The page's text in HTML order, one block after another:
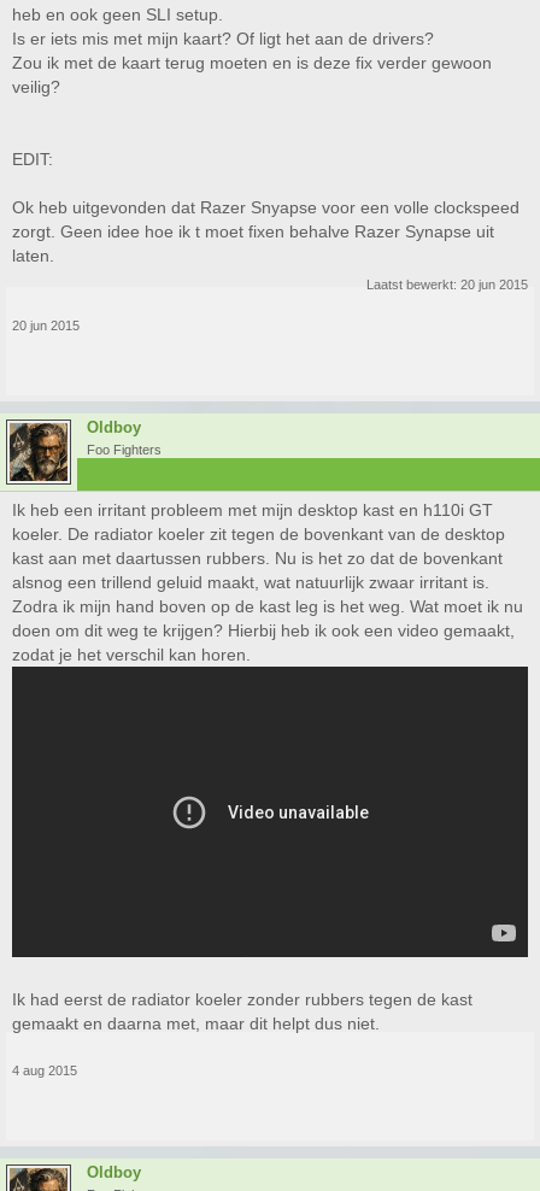
heb en ook geen SLI setup.
Is er iets mis met mijn kaart? Of ligt het aan de drivers?
Zou ik met de kaart terug moeten en is deze fix verder gewoon
veilig?
EDIT:
Ok heb uitgevonden dat Razer Snyapse voor een volle clockspeed
zorgt. Geen idee hoe ik t moet fixen behalve Razer Synapse uit
laten.
Laatst bewerkt: 20 jun 2015
20 jun 2015
Oldboy
Foo Fighters
Ik heb een irritant probleem met mijn desktop kast en h110i GT
koeler. De radiator koeler zit tegen de bovenkant van de desktop
kast aan met daartussen rubbers. Nu is het zo dat de bovenkant
alsnog een trillend geluid maakt, wat natuurlijk zwaar irritant is.
Zodra ik mijn hand boven op de kast leg is het weg. Wat moet ik nu
doen om dit weg te krijgen? Hierbij heb ik ook een video gemaakt,
zodat je het verschil kan horen.
Ik had eerst de radiator koeler zonder rubbers tegen de kast
gemaakt en daarna met, maar dit helpt dus niet.
4 aug 2015
Oldboy